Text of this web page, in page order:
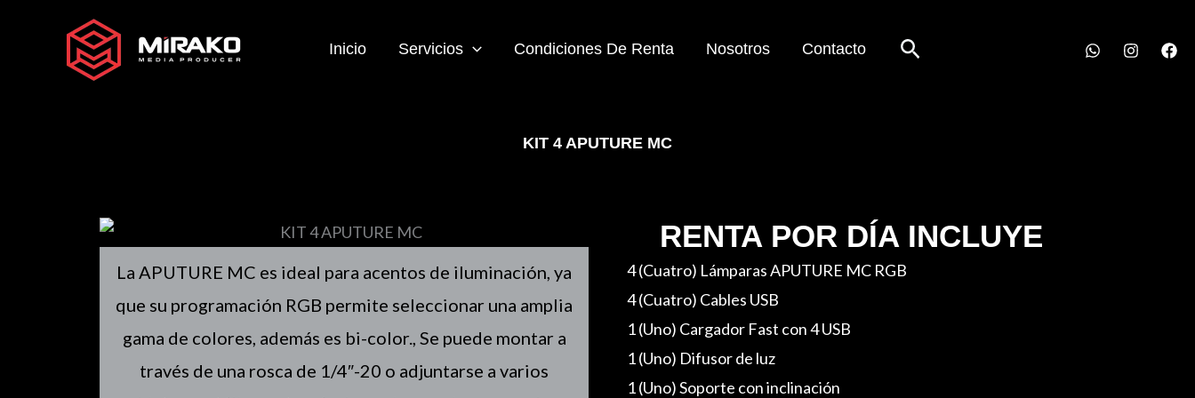
contenido
Inicio Servicios Condiciones De Renta Nosotros Contacto Buscar
KIT 4 APUTURE MC
La APUTURE MC es ideal para acentos de iluminación, ya
que su programación RGB permite seleccionar una amplia
gama de colores, además es bi-color., Se puede montar a
través de una rosca de 1/4″-20 o adjuntarse a varios
RENTA POR DÍA INCLUYE
4 (Cuatro) Lámparas APUTURE MC RGB
4 (Cuatro) Cables USB
1 (Uno) Cargador Fast con 4 USB
1 (Uno) Difusor de luz
1 (Uno) Soporte con inclinación